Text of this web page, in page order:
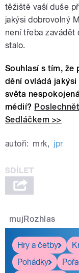
těžiště vaší duše
jakýsi dobrovolný
není třeba zavádět
stalo.
Souhlasí s tím, že
dění ovládá
světa
médií?
Sedláčkem >>
autoři: mrk, jpr
mujRozhlas
Hry a četby
Pohádky